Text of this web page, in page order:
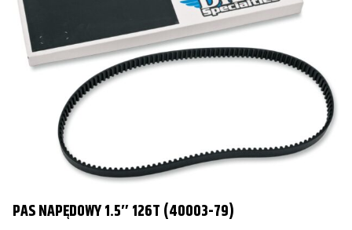
PAS NAPĘDOWY 1.5″ 126T (40003-79)